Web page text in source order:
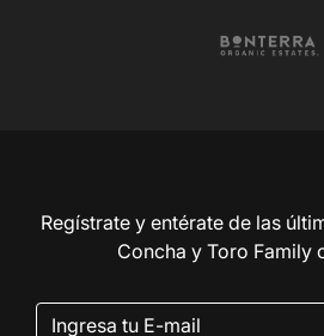
Regístrate y entérate de las
Concha y Toro Family